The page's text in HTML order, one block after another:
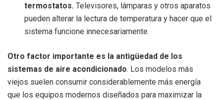
termostatos. Televisores, lámparas y otros aparatos
pueden alterar la lectura de temperatura y hacer que el
sistema funcione innecesariamente.
Otro factor importante es la antigüedad de los
sistemas de aire acondicionado. Los modelos más
viejos suelen consumir considerablemente más energía
que los equipos modernos diseñados para maximizar la